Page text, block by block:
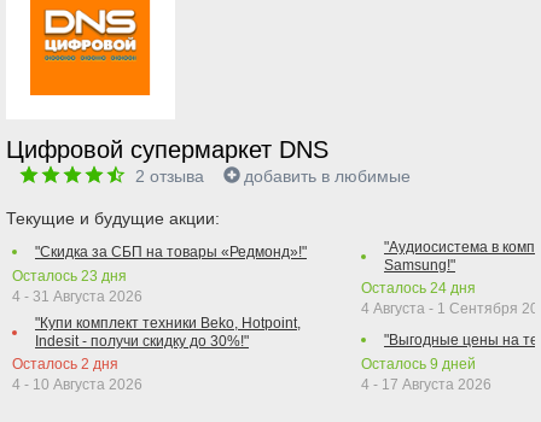
Цифровой супермаркет DNS
2 отзыва добавить в любимые
Текущие и будущие акции:
"Скидка за СБП на товары «Редмонд»!"
Осталось 23 дня
4 - 31 Августа 2026
"Купи комплект техники Beko, Hotpoint,
Indesit - получи скидку до 30%!"
Осталось 2 дня
4 - 10 Августа 2026
"Аудиосистема в
Samsung!"
Осталось 24 дня
4 Августа - 1 Сентября
"Выгодные цены на
Осталось 9 дней
4 - 17 Августа 2026